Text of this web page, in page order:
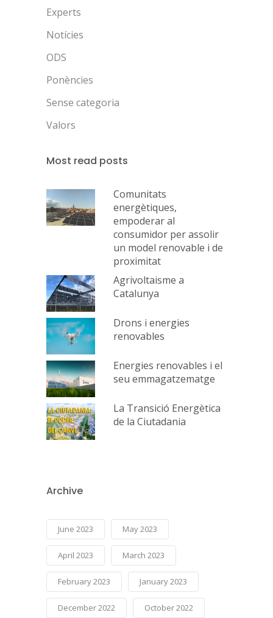
Experts
Notícies
ODS
Ponències
Sense categoria
Valors
Most read posts
Comunitats
energètiques,
empoderar al
consumidor per assolir
un model renovable i de
proximitat
Agrivoltaisme a
Catalunya
Drons i energies
renovables
Energies renovables i el
seu emmagatzematge
La Transició Energètica
de la Ciutadania
Archive
June 2023 May 2023
April 2023 March 2023
February 2023 January 2023
December 2022 October 2022